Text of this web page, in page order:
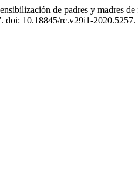
de padres y madres
doi: 10.18845/rc.v29i1-2020.5257.